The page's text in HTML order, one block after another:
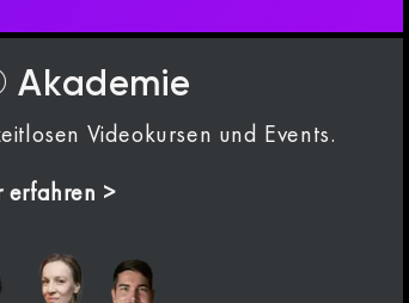
Akademie
Videokursen und Events.
erfahren >